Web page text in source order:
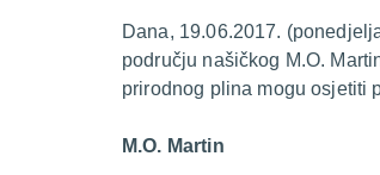
Dana, 19.06.2017.
području našičkog M.O.
prirodnog plina mogu osjetiti
M.O. Martin